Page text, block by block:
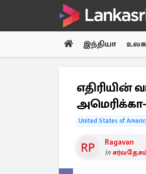
இந்தியா
எதிரியின்
United States of
Ragavan
in